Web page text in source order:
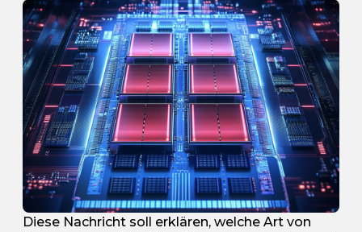
Diese Nachricht soll erklären, welche Art von